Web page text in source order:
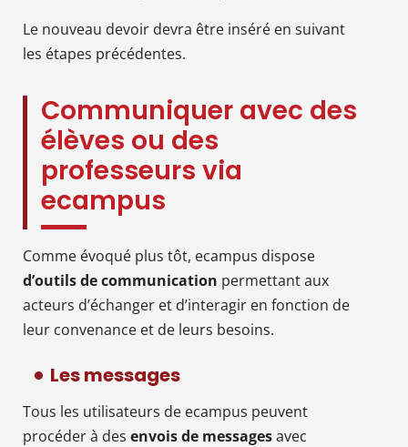
Le nouveau devoir devra être inséré en suivant
les étapes précédentes.
Communiquer avec des
élèves ou des
professeurs via
ecampus
Comme évoqué plus tôt, ecampus dispose
d’outils de communication permettant aux
acteurs d’échanger et d’interagir en fonction de
leur convenance et de leurs besoins.
Les messages
Tous les utilisateurs de ecampus peuvent
procéder à des envois de messagesavec